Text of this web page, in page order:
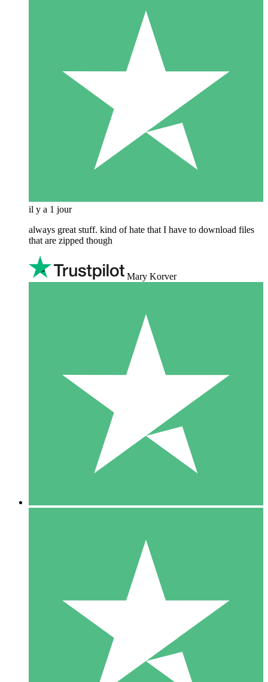
il y a 1 jour
always great stuff. kind of hate that I have to download files
that are zipped though
Mary Korver